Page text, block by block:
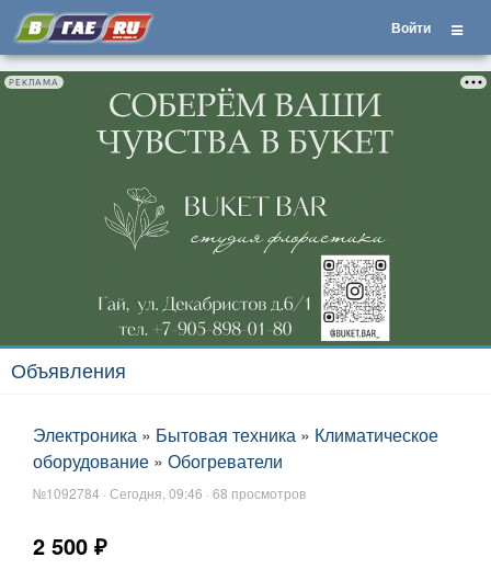
Войти
РЕКЛАМА
Объявления
Электроника » Бытовая техника » Климатическое
оборудование » Обогреватели
№1092784 · Сегодня, 09:46 · 68 просмотров
2 500 ₽